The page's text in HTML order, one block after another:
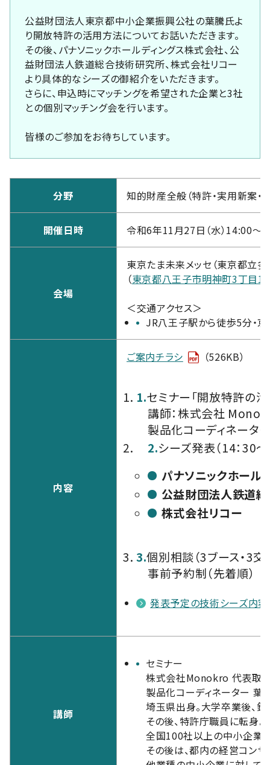
公益財団法人東京都中小企業振興公社の葉騰氏よ
り開放特許の活用方法についてお話いただきます。
その後、パナソニックホールディングス株式会社、公
益財団法人鉄道総合技術研究所、株式会社リコー
より具体的なシーズの御紹介をいただきます。
さらに、申込時にマッチングを希望された企業と3社
との個別マッチング会を行います。
皆様のご参加をお待ちしています。
分野 知的財産全般（特許・実用新案・
開催日時 令和6年11月27日（水）14:00～
会場
東京たま未来メッセ（東京都立
（東京都八王子市明神町3丁目
＜交通アクセス＞
JR八王子駅から徒歩5分・
内容
ご案内チラシ （526KB）
1.セミナー「開放特許の活
講師：株式会社
製品化コーディネータ
2.シーズ発表（14：30～
パナソニックホール
公益財団法人鉄道
株式会社リコー
3.個別相談（3ブース・3
事前予約制（先着順）
発表予定の技術シーズ内容
講師
セミナー
株式会社Monokro 代表取
製品化コーディネーター 葉
埼玉県出身。大学卒業後、
その後、特許庁職員に転身
全国100社以上の中小企業
その後は、都内の経営コンサ